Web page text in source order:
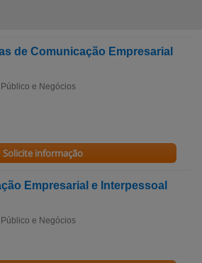
de Comunicação Empresarial
e Negócios
Solicite informação
Empresarial e Interpessoal
e Negócios